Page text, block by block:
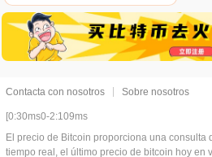
Contacta con nosotros Sobre nosotros
[0:30ms0-2:109ms
El precio de Bitcoin proporciona una consulta
tiempo real, el último precio de bitcoin hoy en